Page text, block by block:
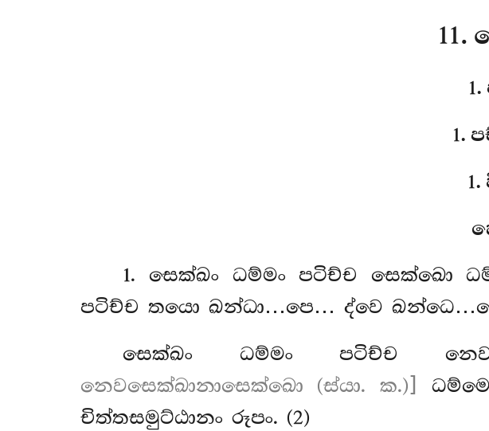
1.
1. සෙක්ඛං ධම්මං පටිච්ච සෙක්ඛො
පටිච්ච තයො ඛන්ධා…පෙ… ද්වෙ
සෙක්ඛං ධම්මං පටිච්ච
නෙවසෙක්ඛානාසෙක්ඛො (ස්යා. ක.)]
චිත්තසමුට්ඨානං රූපං. (2)